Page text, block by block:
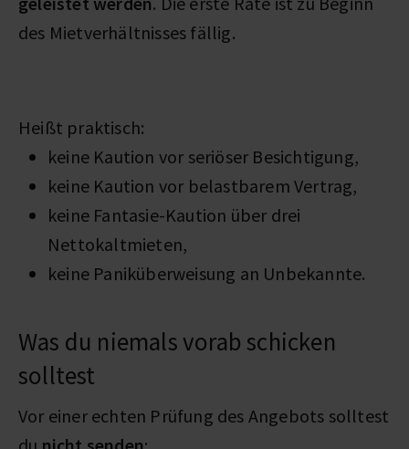
des Mietverhältnisses fällig.
Heißt praktisch:
keine Kaution vor seriöser Besichtigung,
keine Kaution vor belastbarem Vertrag,
keine Fantasie-Kaution über drei
Nettokaltmieten,
keine Paniküberweisung an Unbekannte.
Was du niemals vorab schicken
solltest
Vor einer echten Prüfung des Angebots solltest